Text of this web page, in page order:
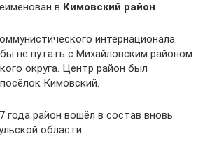
в Кимовский район
интернационала
не путать с Михайловским районом
округа. Центр район был
Кимовский.
года район вошёл в состав вновь
области.